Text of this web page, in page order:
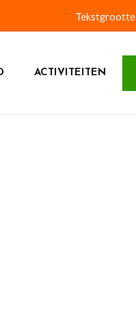
Tekstgrootte
ACTIVITEITEN